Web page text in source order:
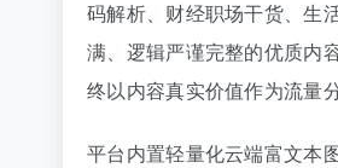
码解析、财经职场干货、生
满、逻辑严谨完整的优质内
终以内容真实价值作为流量
平台内置轻量化云端富文本